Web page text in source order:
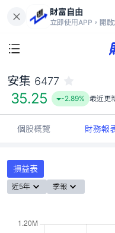
財富自由
立即使用APP，開
安集 6477
35.25 -2.89% 最近更
個股概覽 財務報
損益表
近5年 季報